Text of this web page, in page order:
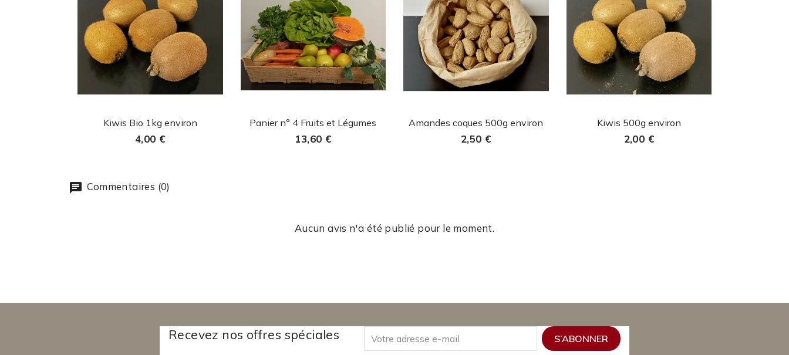
 Aperçu rapide
Kiwis Bio 1kg environ
4,00 €
Aperçu rapide
Panier n° 4 Fruits et Légumes
13,60 €
 Aperçu rapide
Amandes coques 500g environ
2,50 €
 Aperçu rapide
Kiwis 500g environ
2,00 €
Commentaires (0)
Aucun avis n'a été publié pour le moment.
Recevez nos offres spéciales